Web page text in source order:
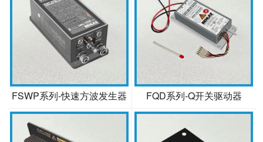
FSWP系列-快速方波发生器 FQD系列-Q开关驱动器